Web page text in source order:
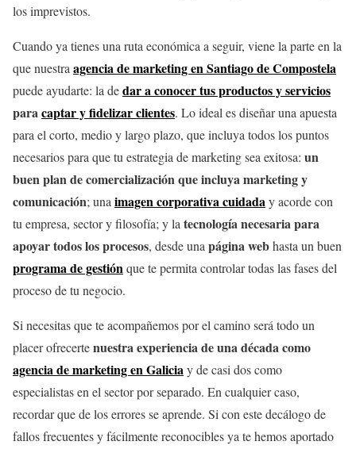
los imprevistos.
Cuando ya tienes una ruta económica a seguir, viene la parte en la
que nuestra agencia de marketing en Santiago de Compostela
puede ayudarte: la dedar a conocer tus productos y servicios
paracaptar y fidelizar clientes. Lo ideal es diseñar una apuesta
para el corto, medio y largo plazo, que incluya todos los puntos
necesarios para que tu estrategia de marketing sea exitosa: un
buen plan de comercialización que incluya marketing y
comunicación; una imagen corporativa cuidaday acorde con
tu empresa, sector y filosofía; y la tecnología necesaria para
apoyar todos los procesos, desde una página webhasta un buen
programa de gestiónque te permita controlar todas las fases del
proceso de tu negocio.
Si necesitas que te acompañemos por el camino será todo un
placer ofrecertenuestra experiencia de una década como
agencia de marketing en Galiciay de casi dos como
especialistas en el sector por separado. En cualquier caso,
recordar que de los errores se aprende. Si con este decálogo de
fallos frecuentes y fácilmente reconocibles ya te hemos aportado